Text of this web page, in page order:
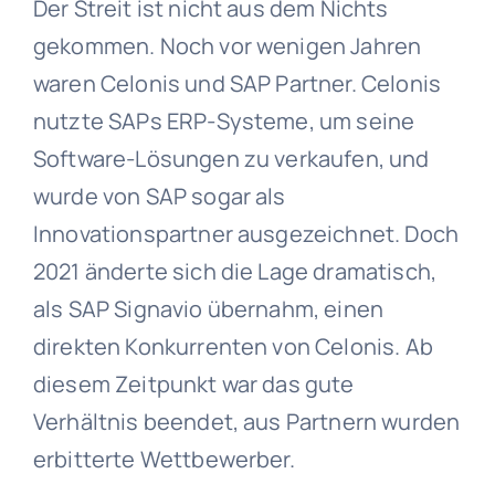
Der Streit ist nicht aus dem Nichts
gekommen. Noch vor wenigen Jahren
waren Celonis und SAP Partner. Celonis
nutzte SAPs ERP-Systeme, um seine
Software-Lösungen zu verkaufen, und
wurde von SAP sogar als
Innovationspartner ausgezeichnet. Doch
2021 änderte sich die Lage dramatisch,
als SAP Signavio übernahm, einen
direkten Konkurrenten von Celonis. Ab
diesem Zeitpunkt war das gute
Verhältnis beendet, aus Partnern wurden
erbitterte Wettbewerber.